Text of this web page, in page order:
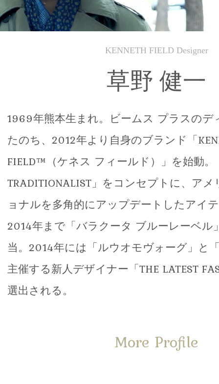
KENNETH FIELD Designer
草野 健一
1969年熊本生まれ。ビームス プラスのデ
たのち、2012年より自身のブランド「
FIELD™（ケネス フィールド）」を始動。
TRADITIONALIST」をコンセプトに、ア
ョナルを多角的にアップデートしたアイ
2014年まで「バラクータ ブルーレーベル
当。2014年には「ルウオモヴォーグ」と
主催する新人デザイナー「THE LATEST
選出される。
More Profile